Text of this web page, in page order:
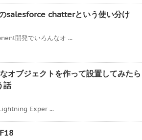
salesforce chatterという使い分け
開発でいろんなオ ...
ブジェクトを作って設置してみたら
話
Exper ...